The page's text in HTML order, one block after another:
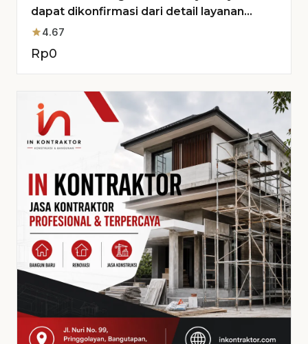
dapat dikonfirmasi dari detail layanan
untuk Proyek Anda
star4.67
Rp0